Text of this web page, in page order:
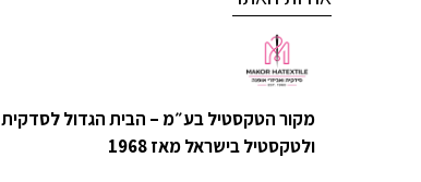
מקור הטקסטיל בע״מ – הבית הגדול לסדקית
ולטקסטיל בישראל מאז 1968